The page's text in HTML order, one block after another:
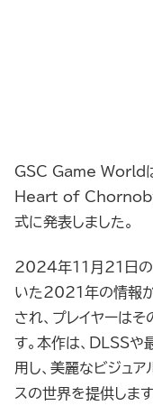
GSC Game World
Heart of Chornobyl
式に発表しました。
2024年11月21日の
いた2021年の情報
され、プレイヤーは
す。本作は、DLSSや
用し、美麗なビジュ
スの世界を提供します